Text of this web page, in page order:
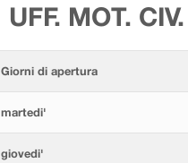
UFF. MOT.
Giorni di apertura
martedi'
giovedi'